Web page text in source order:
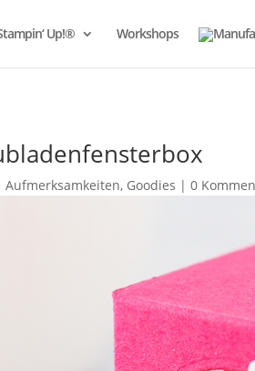
Up!® Workshops
Aufmerksamkeiten, Goodies |0